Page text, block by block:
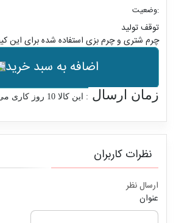
وضعیت:
توقف تولید
چرم شتری و چرم بزی استفاده شده برای
اضافه به سبد خرید
زمان ارسال : این کالا 10 روز کاری می باشد . ( پس از سفارش شما تولید و ارسال می شود )
نظرات کاربران
ارسال نظر
عنوان